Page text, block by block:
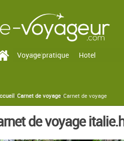
Vol Hotel
Voyage pratique
are here
»Carnet de voyage»Carnet de voyage
de voyage